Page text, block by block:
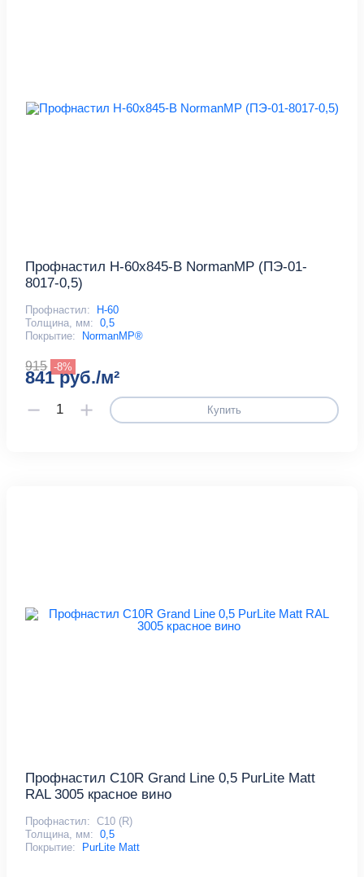
Профнастил Н-60x845-B NormanMP (ПЭ-01-
8017-0,5)
Профнастил:
Н-60
Толщина, мм: 0,5
Покрытие:
NormanMP®
915 -8%
841 руб./м²
Купить
Профнастил С10R Grand Line 0,5 PurLite Matt
RAL 3005 красное вино
Профнастил: С10 (R)
Толщина, мм: 0,5
Покрытие:
PurLite Matt